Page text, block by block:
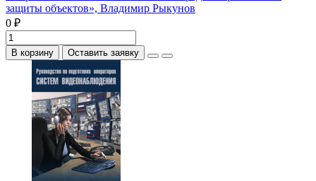
защиты объектов», Владимир Рыкунов
0 ₽
В корзину Оставить заявку